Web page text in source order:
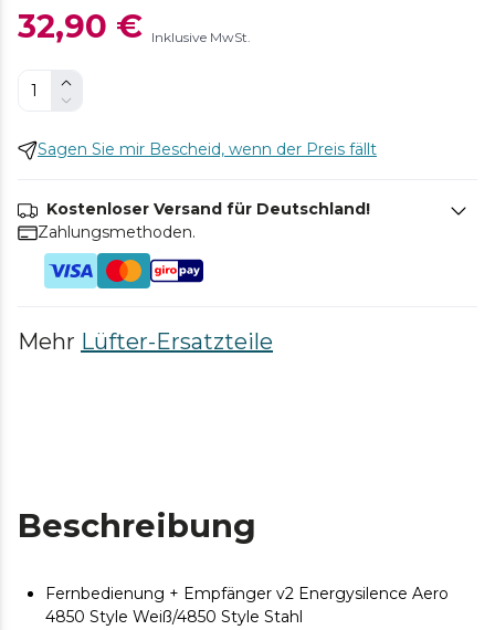
32,90 € Inklusive MwSt.
Sagen Sie mir Bescheid, wenn der Preis fällt
Kostenloser Versand für Deutschland!
Zahlungsmethoden.
Mehr Lüfter-Ersatzteile
Beschreibung
Fernbedienung + Empfänger v2 Energysilence Aero
4850 Style Weiß/4850 Style Stahl